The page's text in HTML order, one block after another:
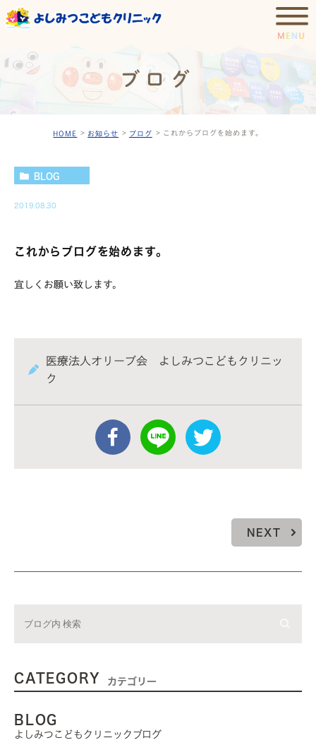
ブログ
HOME お知らせ ブログ これからブログを始めます。
BLOG
2019.08.30
これからブログを始めます。
宜しくお願い致します。
医療法人オリーブ会 よしみつこどもクリニッ
ク
NEXT
CATEGORY カテゴリー
BLOG
よしみつこどもクリニックブログ